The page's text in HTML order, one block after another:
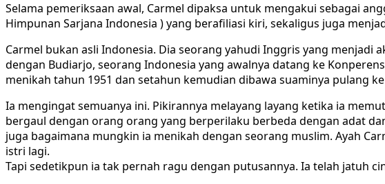
Selama pemeriksaan awal, Carmel dipaksa untuk mengakui sebagai
Himpunan Sarjana Indonesia ) yang berafiliasi kiri, sekaligus juga
Carmel bukan asli Indonesia. Dia seorang yahudi Inggris yang
dengan Budiarjo, seorang Indonesia yang awalnya datang ke
menikah tahun 1951 dan setahun kemudian dibawa suaminya pulang ke
Ia mengingat semuanya ini. Pikirannya melayang layang ketika ia
bergaul dengan orang orang yang berperilaku berbeda dengan adat
juga bagaimana mungkin ia menikah dengan seorang muslim. Ayah
istri lagi.
Tapi sedetikpun ia tak pernah ragu dengan putusannya. Ia telah jatuh